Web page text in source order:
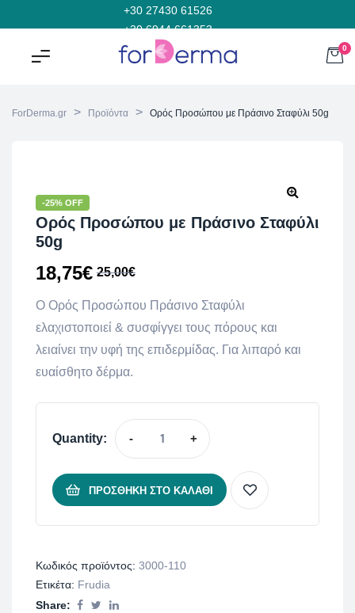
+30 27430 61526
+30 6944 661353
0
ForDerma.gr > Προϊόντα > Ορός Προσώπου με Πράσινο Σταφύλι 50g
-25% OFF
Ορός Προσώπου με Πράσινο Σταφύλι
50g
25,00€
18,75€
Ο Ορός Προσώπου Πράσινο Σταφύλι
ελαχιστοποιεί & συσφίγγει τους πόρους και
λειαίνει την υφή της επιδερμίδας. Για λιπαρό και
ευαίσθητο δέρμα.
Quantity: - +
ΠΡΟΣΘΉΚΗ ΣΤΟ ΚΑΛΆΘΙ
Κωδικός προϊόντος: 3000-110
Ετικέτα: Frudia
Share: